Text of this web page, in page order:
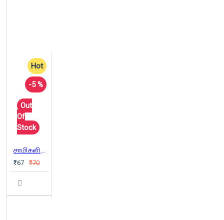
Hot
-5 %
Out
Of
Stock
சாமிகளின் பிறப்பும் இறப்பும்
₹67 ₹70